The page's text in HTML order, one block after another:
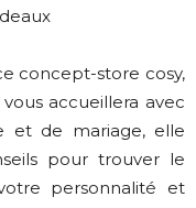
concept-store cosy,
accueillera avec
et de mariage, elle
pour trouver le
personnalité et